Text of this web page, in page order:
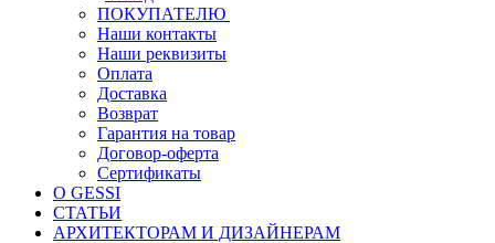
ПОКУПАТЕЛЮ
Наши контакты
Наши реквизиты
Оплата
Доставка
Возврат
Гарантия на товар
Договор-оферта
Сертификаты
О GESSI
СТАТЬИ
АРХИТЕКТОРАМ И ДИЗАЙНЕРАМ